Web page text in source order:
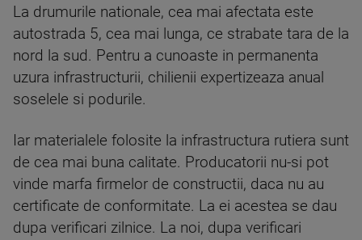
La drumurile nationale, cea mai afectata este
autostrada 5, cea mai lunga, ce strabate tara de la
nord la sud. Pentru a cunoaste in permanenta
uzura infrastructurii, chilienii expertizeaza anual
soselele si podurile.
Iar materialele folosite la infrastructura rutiera sunt
de cea mai buna calitate. Producatorii nu-si pot
vinde marfa firmelor de constructii, daca nu au
certificate de conformitate. La ei acestea se dau
dupa verificari zilnice. La noi, dupa verificari